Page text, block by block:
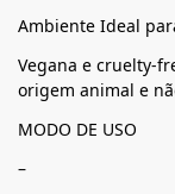
Ambiente Ideal
Vegana e cruelty-
origem animal e
MODO DE USO
–